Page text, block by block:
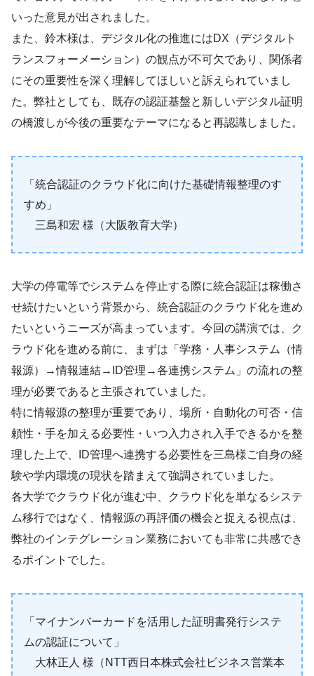
いった意見が出されました。
また、鈴木様は、デジタル化の推進にはDX（デジタルト
ランスフォーメーション）の観点が不可欠であり、関係者
にその重要性を深く理解してほしいと訴えられていまし
た。弊社としても、既存の認証基盤と新しいデジタル証明
の橋渡しが今後の重要なテーマになると再認識しました。
「統合認証のクラウド化に向けた基礎情報整理のす
すめ」
三島和宏 様（大阪教育大学）
大学の停電等でシステムを停止する際に統合認証は稼働さ
せ続けたいという背景から、統合認証のクラウド化を進め
たいというニーズが高まっています。今回の講演では、ク
ラウド化を進める前に、まずは「学務・人事システム（情
報源）→情報連結→ID管理→各連携システム」の流れの整
理が必要であると主張されていました。
特に情報源の整理が重要であり、場所・自動化の可否・信
頼性・手を加える必要性・いつ入力され入手できるかを整
理した上で、ID管理へ連携する必要性を三島様ご自身の経
験や学内環境の現状を踏まえて強調されていました。
各大学でクラウド化が進む中、クラウド化を単なるシステ
ム移行ではなく、情報源の再評価の機会と捉える視点は、
弊社のインテグレーション業務においても非常に共感でき
るポイントでした。
「マイナンバーカードを活用した証明書発行システ
ムの認証について」
大林正人 様（NTT西日本株式会社ビジネス営業本